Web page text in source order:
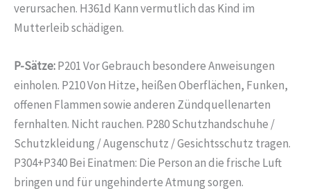
verursachen. H361d Kann vermutlich das Kind im
Mutterleib schädigen.
P-Sätze:P201 Vor Gebrauch besondere Anweisungen
einholen. P210 Von Hitze, heißen Oberflächen, Funken,
offenen Flammen sowie anderen Zündquellenarten
fernhalten. Nicht rauchen. P280 Schutzhandschuhe /
Schutzkleidung / Augenschutz / Gesichtsschutz tragen.
P304+P340 Bei Einatmen: Die Person an die frische Luft
bringen und für ungehinderte Atmung sorgen.